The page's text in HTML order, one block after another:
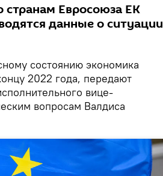
Евросоюза ЕК
данные о ситуации
состоянию экономика
2022 года, передают
вице-
вопросам Валдиса